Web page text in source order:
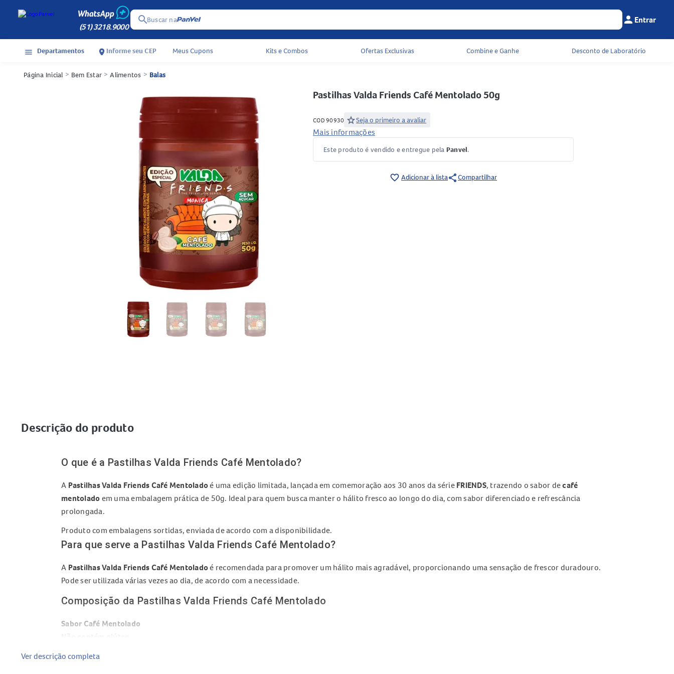
(51) 3218.9000
searchBuscar na Menu do
person Entrar
Acessos rápidos do cabeçalho
menu Departamentos location_on Informe seu CEP Meus Cupons Kits e Combos Ofertas Exclusivas Combine e Ganhe Desconto de Laboratório
Página Inicial > Bem Estar > Alimentos > Balas
Pastilhas Valda Friends Café Mentolado 50g
COD 90930 starSeja o primeiro a avaliar
Mais informações
Este produto é vendido e entregue pela Panvel.
favorite_border Adicionar à listashareCompartilhar
Descrição do produto
O que é a Pastilhas Valda Friends Café Mentolado?
A Pastilhas Valda Friends Café Mentoladoé uma edição limitada, lançada em comemoração aos 30 anos da série FRIENDS, trazendo o sabor decafé
mentolado em uma embalagem prática de 50g. Ideal para quem busca manter o hálito fresco ao longo do dia, com sabor diferenciado e refrescância
prolongada.
Produto com embalagens sortidas, enviada de acordo com a disponibilidade.
Para que serve a Pastilhas Valda Friends Café Mentolado?
A Pastilhas Valda Friends Café Mentoladoé recomendada para promover um hálito mais agradável, proporcionando uma sensação de frescor duradouro.
Pode ser utilizada várias vezes ao dia, de acordo com a necessidade.
Composição da Pastilhas Valda Friends Café Mentolado
Sabor Café Mentolado
Benefícios da Pastilhas Valda Friends Café Mentolado
Ver descrição completa